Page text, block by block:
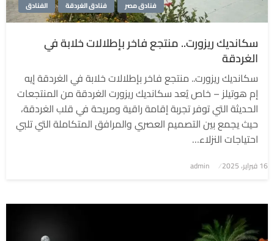
الفنادق فنادق الغردقة فنادق مصر
سكانديك ريزورت.. منتجع فاخر بإطلالات خلابة في
الغردقة
سكانديك ريزورت.. منتجع فاخر بإطلالات خلابة في الغردقة إيه
إم هوتيلز – خاص يُعد سكانديك ريزورت الغردقة من المنتجعات
الحديثة التي توفر تجربة إقامة راقية ومريحة في قلب الغردقة،
حيث يجمع بين التصميم العصري والمرافق المتكاملة التي تلبي
احتياجات النزلاء…
نُشر
16 فبراير، 2025 admin